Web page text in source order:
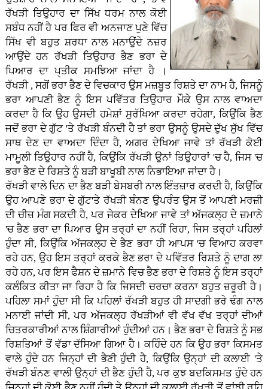
ਰੱਖੜੀ ਤਿਉਹਾਰ ਦਾ ਸਿੱਖ ਧਰਮ ਨਾਲ ਕੋਈ
ਸਬੰਧ ਨਹੀਂ ਹੈ ਪਰ ਫਿਰ ਵੀ ਅਨਜਾਣ ਪੁਣੇ ਵਿੱਚ
ਸਿੱਖ ਵੀ ਬਹੁਤ ਸ਼ਰਧਾ ਨਾਲ ਮਨਾਉਂਦੇ ਨਜ਼ਰ
ਆਉਂਦੇ ਹਨ ਰੱਖੜੀ ਤਿਉਹਾਰ ਭੈਣ ਭਰਾ ਦੇ
ਪਿਆਰ ਦਾ ਪੑਤੀਕ ਸਮਝਿਆ ਜਾਂਦਾ ਹੈ ।
ਰੱਖੜੀ , ਸਗੋਂ ਭਰਾ ਭੈਣ ਦੇ ਵਿਚਕਾਰ ਉਸ ਮਜ਼ਬੂਤ ਰਿਸ਼ਤੇ ਦਾ ਨਾਮ ਹੈ, ਜਿਸਨੂੰ
ਭਰਾ ਆਪਣੀ ਭੈਣ ਨੂੰ ਇਸ ਪਵਿੱਤਰ ਤਿਉਹਾਰ ਮੌਕੇ ਉਸ ਨਾਲ ਵਾਅਦਾ
ਕਰਦਾ ਹੈ ਕਿ ਉਹ ਉਸਦੀ ਹਮੇਸ਼ਾਂ ਸੁਰੱਖਿਆ ਕਰਦਾ ਰਹੇਗਾ, ਕਿਉਂਕਿ ਭੈਣ
ਜਦੋਂ ਭਰਾ ਦੇ ਗੁੱਟ 'ਤੇ ਰੱਖੜੀ ਬੰਨਦੀ ਹੈ ਤਾਂ ਭਰਾ ਉਸਨੂੰ ਉਸਦੇ ਦੁੱਖ ਸੁੱਖ ਵਿੱਚ
ਸਾਥ ਦੇਣ ਦਾ ਵਾਅਦਾ ਦਿੰਦਾ ਹੈ, ਅਗਰ ਦੇਖਿਆ ਜਾਵੇ ਤਾਂ ਰੱਖੜੀ ਕੋਈ
ਮਾਮੂਲੀ ਤਿਉਹਾਰ ਨਹੀਂ ਹੈ, ਕਿਉਂਕਿ ਰੱਖੜੀ ਉਨਾਂ ਤਿਉਹਾਰਾਂ 'ਚ ਹੈ, ਜਿਸ 'ਚ
ਭਰਾ ਭੈਣ ਦੇ ਰਿਸ਼ਤੇ ਨੂੰ ਬੜੀ ਬਾਖੂਬੀ ਨਾਲ ਨਿਭਾਇਆ ਜਾਂਦਾ ਹੈ।
ਰੱਖੜੀ ਵਾਲੇ ਦਿਨ ਦਾ ਭੈਣ ਬੜੀ ਬੇਸਬਰੀ ਨਾਲ ਇੰਤਜ਼ਾਰ ਕਰਦੀ ਹੈ, ਕਿਉਂਕਿ
ਉਹ ਆਪਣੇ ਭਰਾ ਦੇ ਗੁੱਟ'ਤੇ ਰੱਖੜੀ ਬੰਨਣ ਉਪਰੰਤ ਉਸ ਤੋਂ ਆਪਣੀ ਮਰਜ਼ੀ
ਦੀ ਚੀਜ਼ ਮੰਗ ਸਕਦੀ ਹੈ, ਪਰ ਜੇਕਰ ਦੇਖਿਆ ਜਾਵੇ ਤਾਂ ਅੱਜਕਲ੍ਹ ਦੇ ਜ਼ਮਾਨੇ
'ਚ ਭੈਣ ਭਰਾ ਦਾ ਪਿਆਰ ਉਸ ਤਰ੍ਹਾਂ ਦਾ ਨਹੀਂ ਰਿਹਾ, ਜਿਸ ਤਰ੍ਹਾਂ ਪਹਿਲਾਂ
ਹੁੰਦਾ ਸੀ, ਕਿਉਂਕਿ ਅੱਜਕਲ੍ਹ ਦੇ ਭੈਣ ਭਰਾ ਹੀ ਆਪਸ 'ਚ ਵਿਆਹ ਕਰਵਾ
ਰਹੇ ਹਨ, ਉਹ ਇਸ ਤਰ੍ਹਾਂ ਕਰਕੇ ਭੈਣ ਭਰਾ ਦੇ ਪਵਿੱਤਰ ਰਿਸ਼ਤੇ ਨੂੰ ਦਾਗ ਲਾ
ਰਹੇ ਹਨ, ਪਰ ਇਸ ਫੈਸ਼ਨ ਦੇ ਜ਼ਮਾਨੇ ਵਿਚ ਭੈਣ ਭਰਾ ਦੇ ਰਿਸ਼ਤੇ ਨੂੰ ਇਸ ਤਰ੍ਹਾਂ
ਕਲੰਕਿਤ ਕੀਤਾ ਜਾ ਰਿਹਾ ਹੈ ਕਿ ਜਿਸਦੀ ਚਰਚਾ ਕਰਨਾ ਬਹੁਤ ਜ਼ਰੂਰੀ ਹੈ।
ਪਹਿਲਾ ਸਮਾਂ ਹੁੰਦਾ ਸੀ ਕਿ ਪਹਿਲਾਂ ਰੱਖੜੀ ਬਹੁਤ ਹੀ ਸਾਦਗੀ ਭਰੇ ਢੰਗ ਨਾਲ
ਮਨਾਈ ਜਾਂਦੀ ਸੀ, ਪਰ ਅੱਜਕਲ੍ਹ ਰੱਖੜੀਆਂ ਵੀ ਵੱਖ ਵੱਖ ਤਰ੍ਹਾਂ ਦੀਆਂ
ਚਿਤਰਕਾਰੀਆਂ ਨਾਲ ਸ਼ਿੰਗਾਰੀਆਂ ਹੁੰਦੀਆਂ ਹਨ। ਭੈਣ ਭਰਾ ਦੇ ਰਿਸ਼ਤੇ ਨੂੰ ਸਭ
ਰਿਸ਼ਤਿਆਂ ਤੋਂ ਵੱਡਾ ਦੱਸਿਆ ਗਿਆ ਹੈ। ਕਹਿੰਦੇ ਹਨ ਕਿ ਉਹ ਭਰਾ ਕਿਸਮਤ
ਵਾਲੇ ਹੁੰਦੇ ਹਨ ਜਿਨ੍ਹਾਂ ਦੀ ਭੈਣੀ ਹੁੰਦੀ ਹੈ, ਕਿਉਂਕਿ ਉਨ੍ਹਾਂ ਦੀ ਕਲਾਈ 'ਤੇ
ਰੱਖੜੀ ਬੰਨਣ ਵਾਲੀ ਉਨ੍ਹਾਂ ਦੀ ਭੈਣ ਹੁੰਦੀ ਹੈ, ਪਰ ਕੁਝ ਬਦਕਿਸਮਤ ਹੁੰਦੇ ਹਨ